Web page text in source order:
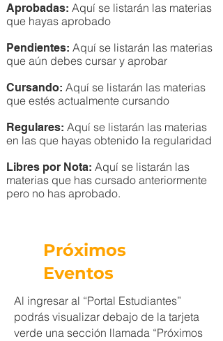
Aprobadas: Aquí se listarán las materias
que hayas aprobado
Pendientes: Aquí se listarán las materias
que aún debes cursar y aprobar
Cursando: Aquí se listarán las materias
que estés actualmente cursando
Regulares: Aquí se listarán las materias
en las que hayas obtenido la regularidad
Libres por Nota: Aquí se listarán las
materias que has cursado anteriormente
pero no has aprobado.
Próximos
Eventos
Al ingresar al “Portal Estudiantes”
podrás visualizar debajo de la tarjeta
verde una sección llamada “Próximos